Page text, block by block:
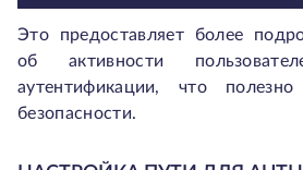
Это предоставляет более
об активности
аутентификации, что
безопасности.